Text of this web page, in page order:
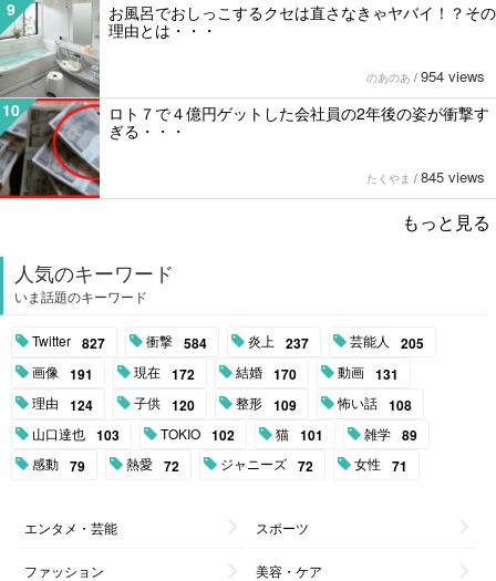
9
お風呂でおしっこするクセは直さなきゃヤバイ！？その
理由とは・・・
のあのあ / 954 views
10
ロト７で４億円ゲットした会社員の2年後の姿が衝撃す
ぎる・・・
たくやま / 845 views
もっと見る
人気のキーワード
いま話題のキーワード
Twitter 827 衝撃 584 炎上 237 芸能人 205
画像 191 現在 172 結婚 170 動画 131
理由 124 子供 120 整形 109 怖い話 108
山口達也 103 TOKIO 102 猫 101 雑学 89
感動 79 熱愛 72 ジャニーズ 72 女性 71
エンタメ・芸能 スポーツ
ファッション 美容・ケア